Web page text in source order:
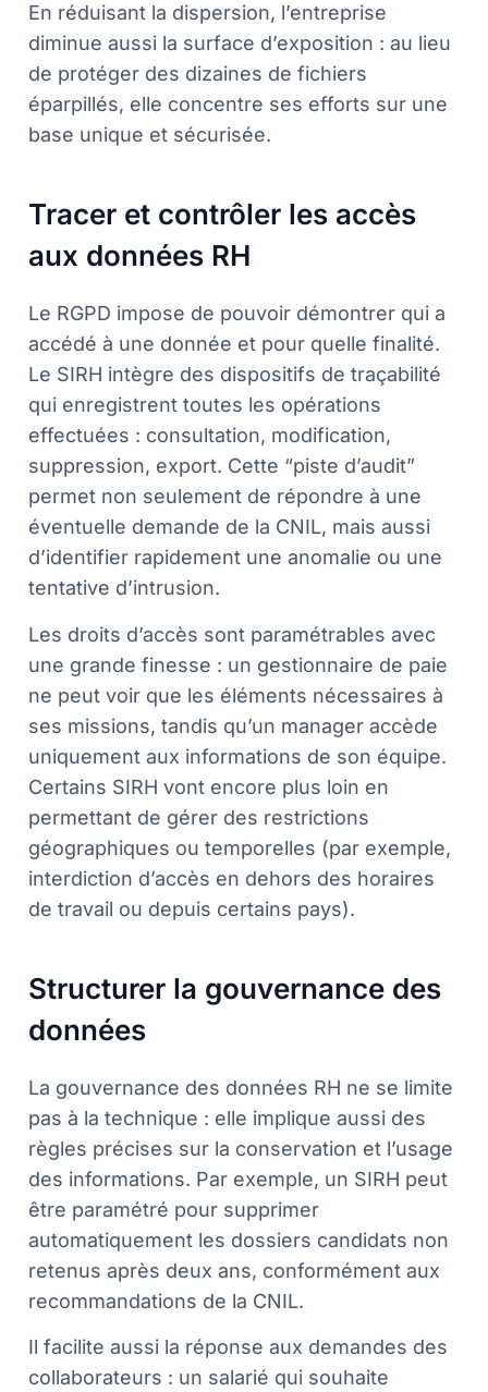
En réduisant la dispersion, l’entreprise
diminue aussi la surface d’exposition : au lieu
de protéger des dizaines de fichiers
éparpillés, elle concentre ses efforts sur une
base unique et sécurisée.
Tracer et contrôler les accès
aux données RH
Le RGPD impose de pouvoir démontrer qui a
accédé à une donnée et pour quelle finalité.
Le SIRH intègre des dispositifs de traçabilité
qui enregistrent toutes les opérations
effectuées : consultation, modification,
suppression, export. Cette “piste d’audit”
permet non seulement de répondre à une
éventuelle demande de la CNIL, mais aussi
d’identifier rapidement une anomalie ou une
tentative d’intrusion.
Les droits d’accès sont paramétrables avec
une grande finesse : un gestionnaire de paie
ne peut voir que les éléments nécessaires à
ses missions, tandis qu’un manager accède
uniquement aux informations de son équipe.
Certains SIRH vont encore plus loin en
permettant de gérer des restrictions
géographiques ou temporelles (par exemple,
interdiction d’accès en dehors des horaires
de travail ou depuis certains pays).
Structurer la gouvernance des
données
La gouvernance des données RH ne se limite
pas à la technique : elle implique aussi des
règles précises sur la conservation et l’usage
des informations. Par exemple, un SIRH peut
être paramétré pour supprimer
automatiquement les dossiers candidats non
retenus après deux ans, conformément aux
recommandations de la CNIL.
Il facilite aussi la réponse aux demandes des
collaborateurs : un salarié qui souhaite